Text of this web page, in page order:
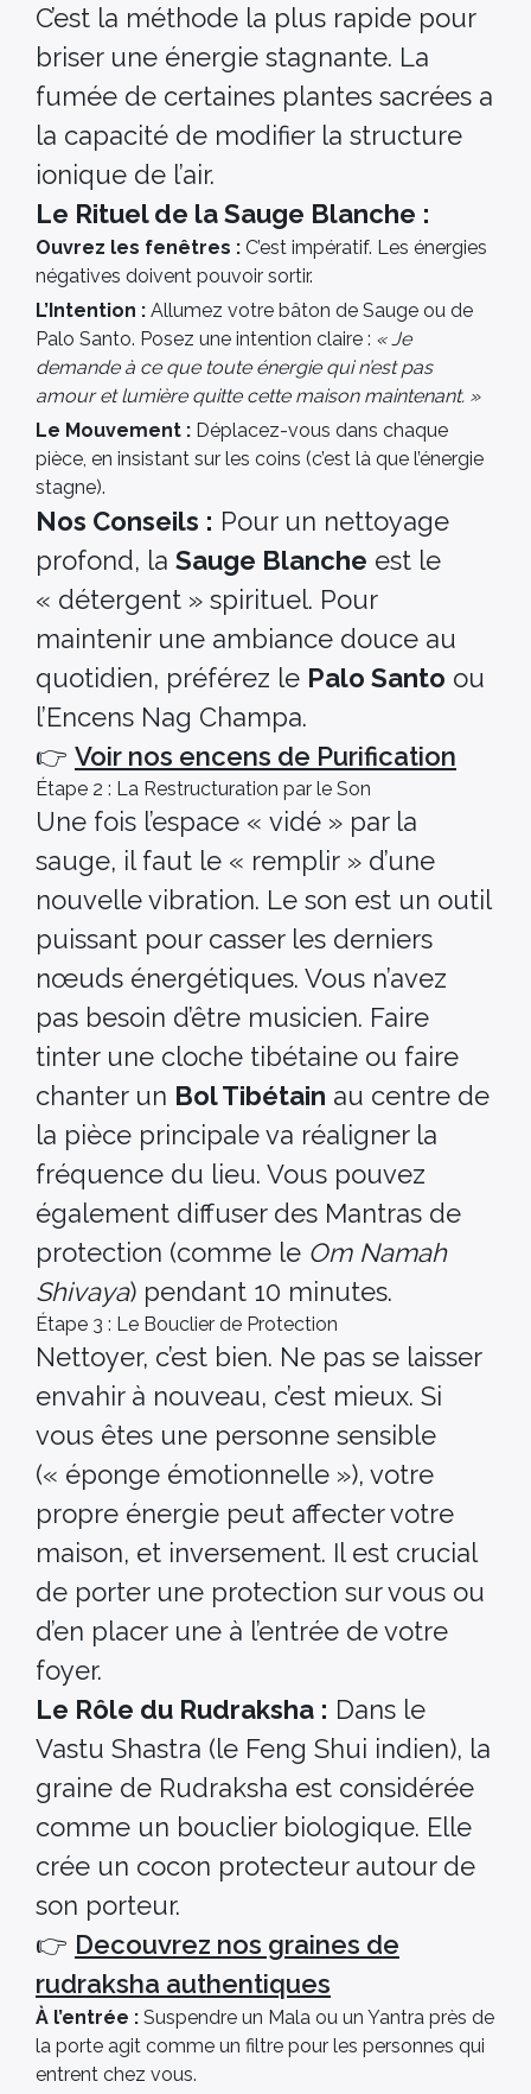
C’est la méthode la plus rapide pour
briser une énergie stagnante. La
fumée de certaines plantes sacrées a
la capacité de modifier la structure
ionique de l’air.
Le Rituel de la Sauge Blanche :
Ouvrez les fenêtres : C’est impératif. Les énergies
négatives doivent pouvoir sortir.
L’Intention : Allumez votre bâton de Sauge ou de
Palo Santo. Posez une intention claire : « Je
demande à ce que toute énergie qui n’est pas
amour et lumière quitte cette maison maintenant. »
Le Mouvement : Déplacez-vous dans chaque
pièce, en insistant sur les coins (c’est là que l’énergie
stagne).
Nos Conseils : Pour un nettoyage
profond, la Sauge Blanche est le
« détergent » spirituel. Pour
maintenir une ambiance douce au
quotidien, préférez le Palo Santo ou
l’Encens Nag Champa.
👉 Voir nos encens de Purification
Étape 2 : La Restructuration par le Son
Une fois l’espace « vidé » par la
sauge, il faut le « remplir » d’une
nouvelle vibration. Le son est un outil
puissant pour casser les derniers
nœuds énergétiques. Vous n’avez
pas besoin d’être musicien. Faire
tinter une cloche tibétaine ou faire
chanter un Bol Tibétain au centre de
la pièce principale va réaligner la
fréquence du lieu. Vous pouvez
également diffuser des Mantras de
protection (comme le Om Namah
Shivaya) pendant 10 minutes.
Étape 3 : Le Bouclier de Protection
Nettoyer, c’est bien. Ne pas se laisser
envahir à nouveau, c’est mieux. Si
vous êtes une personne sensible
(« éponge émotionnelle »), votre
propre énergie peut affecter votre
maison, et inversement. Il est crucial
de porter une protection sur vous ou
d’en placer une à l’entrée de votre
foyer.
Le Rôle du Rudraksha : Dans le
Vastu Shastra (le Feng Shui indien), la
graine de Rudraksha est considérée
comme un bouclier biologique. Elle
crée un cocon protecteur autour de
son porteur.
👉 Decouvrez nos graines de
rudraksha authentiques
À l’entrée : Suspendre un Mala ou un Yantra près de
la porte agit comme un filtre pour les personnes qui
entrent chez vous.